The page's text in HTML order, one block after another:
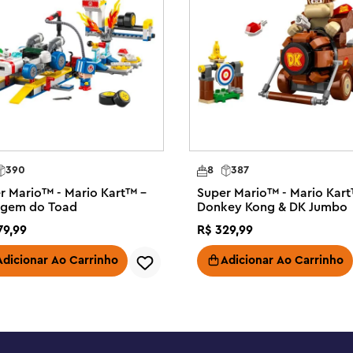
com LEGO® Peach™
ajude-a a voar na nuvem de
LEGO inclui uma figura
Sapo Amarelo e uma Bolha de
leia a carta, tire Lakitu
a nuvem para prender a
de aventura LEGO® Super
para meninas, meninos e
390
Mario™ - Mario Kart™ –
do Toad
,99
Ao Carrinho
387
8
Super Mario™ - Mario
Donkey Kong & DK Jumbo
R$ 329,99
Adicionar Ao Carrinho